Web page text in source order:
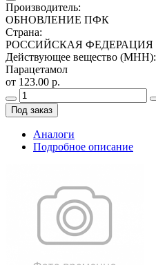
Производитель:
ОБНОВЛЕНИЕ ПФК
Страна:
РОССИЙСКАЯ ФЕДЕРАЦИЯ
Действующее вещество (МНН):
Парацетамол
от 123.00 р.
Под заказ
Аналоги
Подробное описание